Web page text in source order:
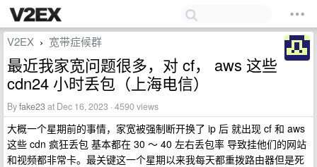
V2EX › 宽带症候群
最近我家宽问题很多，对 cf， aws 这些
cdn24 小时丢包（上海电信）
Byfake23at Dec 16, 2023 · 4590 views
大概一个星期前的事情，家宽被强制断开换了 ip 后 就出现 cf 和 aws
这些 cdn 疯狂丢包 基本都在 30 ～ 40 左右丢包率 导致挂他们的网站
和视频都非常卡。最关键这一个星期以来我每天都重拨路由器但是死